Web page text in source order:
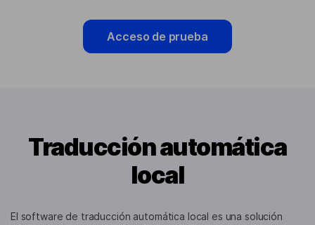
Acceso de prueba
Traducción automática
local
El software de traducción automática local es una solución